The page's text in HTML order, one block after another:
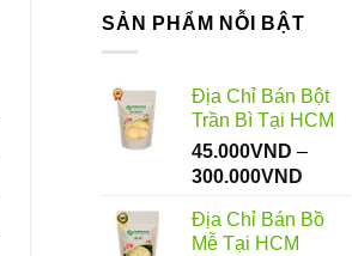
SẢN PHẨM NỖI BẬT
Địa Chỉ Bán Bột
Trần Bì Tại HCM
45.000VND –
300.000VND
từ
Địa Chỉ Bán Bồ
Mễ Tại HCM